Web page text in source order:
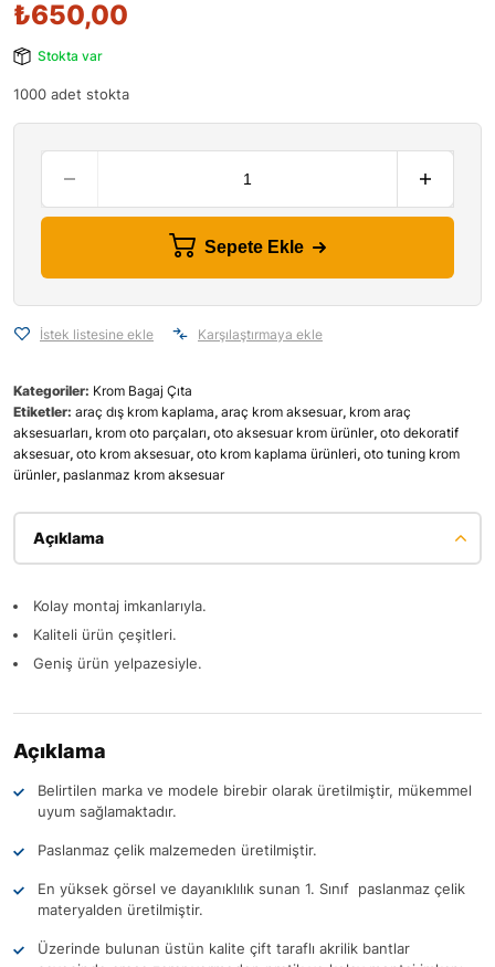
₺650,00
Stokta var
1000 adet stokta
Sepete Ekle
İstek listesine ekle Karşılaştırmaya ekle
Kategoriler: Krom Bagaj Çıta
Etiketler: araç dış krom kaplama, araç krom aksesuar, krom araç
aksesuarları, krom oto parçaları, oto aksesuar krom ürünler, oto dekoratif
aksesuar, oto krom aksesuar, oto krom kaplama ürünleri, oto tuning krom
ürünler, paslanmaz krom aksesuar
Açıklama
Kolay montaj imkanlarıyla.
Kaliteli ürün çeşitleri.
Geniş ürün yelpazesiyle.
Açıklama
Belirtilen marka ve modele birebir olarak üretilmiştir, mükemmel
uyum sağlamaktadır.
Paslanmaz çelik malzemeden üretilmiştir.
En yüksek görsel ve dayanıklılık sunan 1. Sınıf paslanmaz çelik
materyalden üretilmiştir.
Üzerinde bulunan üstün kalite çift taraflı akrilik bantlar